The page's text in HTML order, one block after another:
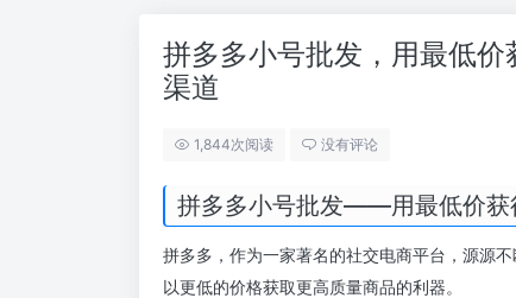
拼多多小号批发，用最低
渠道
1,844次阅读 没有评论
拼多多小号批发——用最低价获
拼多多，作为一家著名的社交电商平台，源源
以更低的价格获取更高质量商品的利器。